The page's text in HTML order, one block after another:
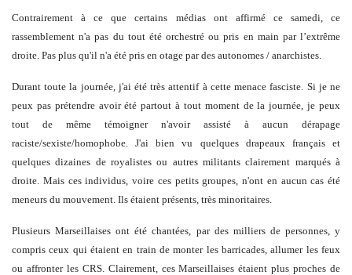
Contrairement à ce que certains médias ont affirmé ce samedi, ce
rassemblement n'a pas du tout été orchestré ou pris en main par l’extrême
droite. Pas plus qu'il n'a été pris en otage par des autonomes / anarchistes.
Durant toute la journée, j'ai été très attentif à cette menace fasciste. Si je ne
peux pas prétendre avoir été partout à tout moment de la journée, je peux
tout de même témoigner n'avoir assisté à aucun dérapage
raciste/sexiste/homophobe. J'ai bien vu quelques drapeaux français et
quelques dizaines de royalistes ou autres militants clairement marqués à
droite. Mais ces individus, voire ces petits groupes, n'ont en aucun cas été
meneurs du mouvement. Ils étaient présents, très minoritaires.
Plusieurs Marseillaises ont été chantées, par des milliers de personnes, y
compris ceux qui étaient en train de monter les barricades, allumer les feux
ou affronter les CRS. Clairement, ces Marseillaises étaient plus proches de